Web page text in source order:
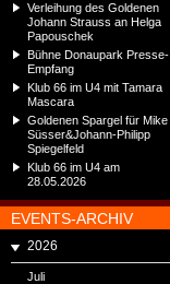
Verleihung des Goldenen
Johann Strauss an Helga
Papouschek
Bühne Donaupark Presse-
Empfang
Klub 66 im U4 mit Tamara
Mascara
Goldenen Spargel für Mike
Süsser&Johann-Philipp
Spiegelfeld
Klub 66 im U4 am
28.05.2026
EVENTS-ARCHIV
2026
Juli